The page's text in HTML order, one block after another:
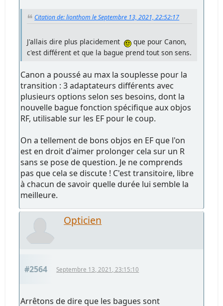
Citation de: lionthom le Septembre 13, 2021, 22:52:17
J'allais dire plus placidement
que pour Canon,
c'est différent et que la bague prend tout son sens.
Canon a poussé au max la souplesse pour la
transition : 3 adaptateurs différents avec
plusieurs options selon ses besoins, dont la
nouvelle bague fonction spécifique aux objos
RF, utilisable sur les EF pour le coup.
On a tellement de bons objos en EF que l'on
est en droit d'aimer prolonger cela sur un R
sans se pose de question. Je ne comprends
pas que cela se discute ! C'est transitoire, libre
à chacun de savoir quelle durée lui semble la
meilleure.
Opticien
#2564 Septembre 13, 2021, 23:15:10
Arrêtons de dire que les bagues sont